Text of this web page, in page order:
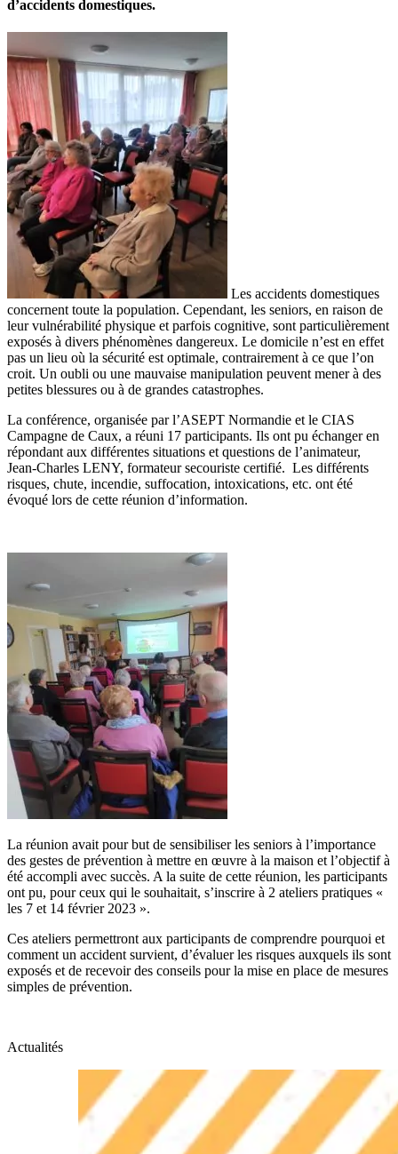
d’accidents domestiques.
Les accidents domestiques
concernent toute la population. Cependant, les seniors, en raison de
leur vulnérabilité physique et parfois cognitive, sont particulièrement
exposés à divers phénomènes dangereux. Le domicile n’est en effet
pas un lieu où la sécurité est optimale, contrairement à ce que l’on
croit. Un oubli ou une mauvaise manipulation peuvent mener à des
petites blessures ou à de grandes catastrophes.
La conférence, organisée par l’ASEPT Normandie et le CIAS
Campagne de Caux, a réuni 17 participants. Ils ont pu échanger en
répondant aux différentes situations et questions de l’animateur,
Jean-Charles LENY, formateur secouriste certifié. Les différents
risques, chute, incendie, suffocation, intoxications, etc. ont été
évoqué lors de cette réunion d’information.
La réunion avait pour but de sensibiliser les seniors à l’importance
des gestes de prévention à mettre en œuvre à la maison et l’objectif à
été accompli avec succès. A la suite de cette réunion, les participants
ont pu, pour ceux qui le souhaitait, s’inscrire à 2 ateliers pratiques «
les 7 et 14 février 2023 ».
Ces ateliers permettront aux participants de comprendre pourquoi et
comment un accident survient, d’évaluer les risques auxquels ils sont
exposés et de recevoir des conseils pour la mise en place de mesures
simples de prévention.
Actualités